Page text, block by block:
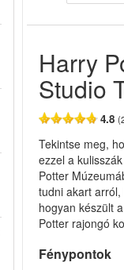
Harry
Studio
4.8
Tekintse meg,
ezzel a
Potter
tudni akart
hogyan készült
Potter rajongó
Fénypontok